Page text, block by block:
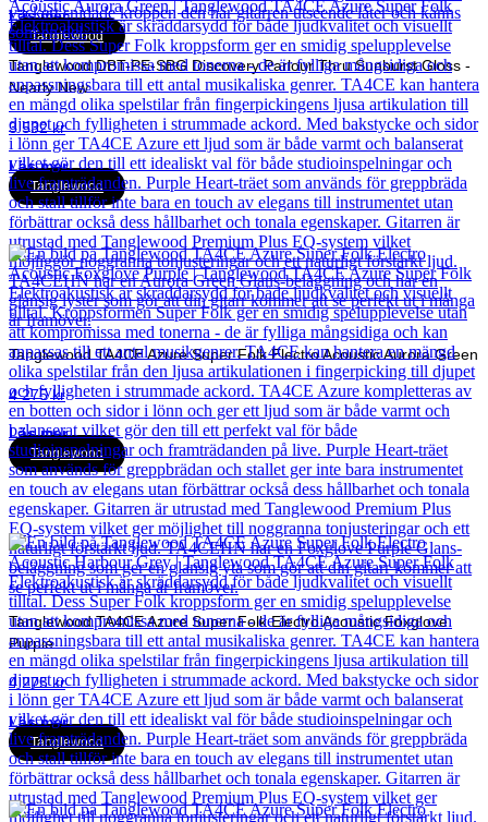
Läs mer
Tanglewood
Tanglewood DBT-PE-SBG Discovery Parlour Thru Sunburst Gloss -
Nearly New
3 532kr
Läs mer
Tanglewood
Tanglewood TA4CE Azure Super Folk Electro Acoustic Aurora Green
4 275kr
Läs mer
Tanglewood
Tanglewood TA4CE Azure Super Folk Electro Acoustic Foxglove
Purple
4 275kr
Läs mer
Tanglewood